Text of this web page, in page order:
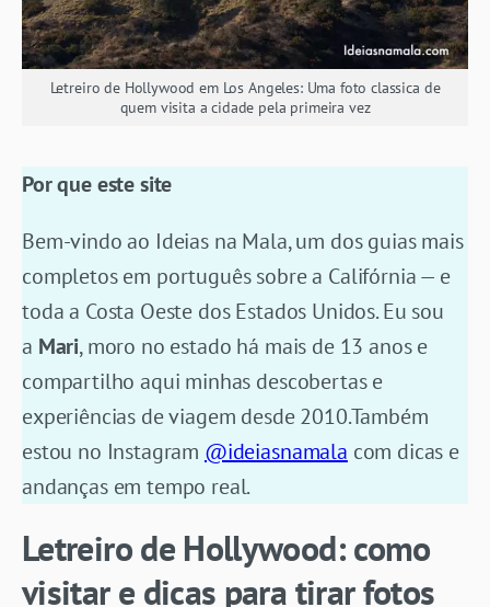
Letreiro de Hollywood em Los Angeles: Uma foto classica de
quem visita a cidade pela primeira vez
Por que este site
Bem-vindo ao Ideias na Mala, um dos guias mais
completos em português sobre a Califórnia — e
toda a Costa Oeste dos Estados Unidos. Eu sou
a Mari, moro no estado há mais de 13 anos e
compartilho aqui minhas descobertas e
experiências de viagem desde 2010.Também
estou no Instagram @ideiasnamala com dicas e
andanças em tempo real.
Letreiro de Hollywood: como
visitar e dicas para tirar fotos